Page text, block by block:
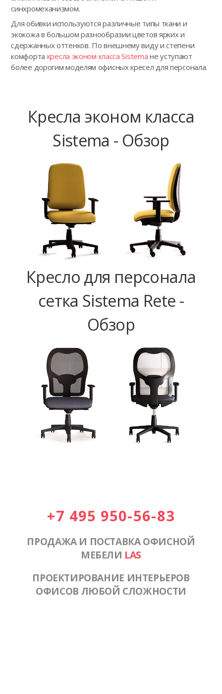
синхромеханизмом.
Для обивки используются различные типы ткани и
экокожа в большом разнообразии цветов ярких и
сдержанных оттенков. По внешнему виду и степени
комфорта кресла эконом класса Sistema не уступают
более дорогим моделям офисных кресел для персонала.
Кресла эконом класса
Sistema - Обзор
Кресло для персонала
сетка Sistema Rete -
Обзор
+7 495 950-56-83
ПРОДАЖА И ПОСТАВКА ОФИСНОЙ
МЕБЕЛИ LAS
ПРОЕКТИРОВАНИЕ ИНТЕРЬЕРОВ
ОФИСОВ ЛЮБОЙ СЛОЖНОСТИ